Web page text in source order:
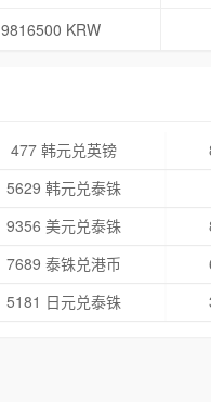
9816500 KRW
477 韩元兑英镑
5629 韩元兑泰铢
9356 美元兑泰铢
7689 泰铢兑港币
5181 日元兑泰铢